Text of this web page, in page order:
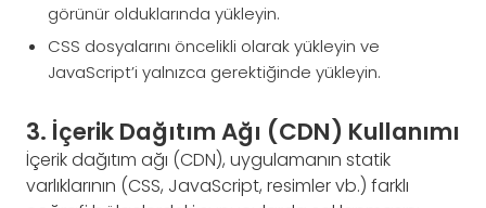
görünür olduklarında yükleyin.
CSS dosyalarını öncelikli olarak yükleyin ve
JavaScript’i yalnızca gerektiğinde yükleyin.
3. İçerik Dağıtım Ağı (CDN) Kullanımı
İçerik dağıtım ağı (CDN), uygulamanın statik
varlıklarının (CSS, JavaScript, resimler vb.) farklı